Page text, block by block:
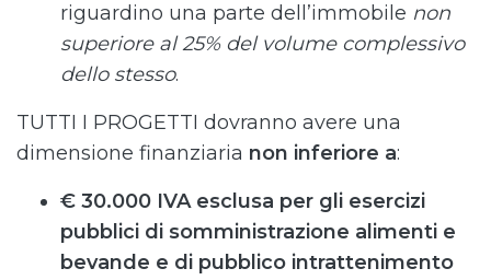
riguardino una parte dell’immobile non
superiore al 25% del volume complessivo
dello stesso.
TUTTI I PROGETTI dovranno avere una
dimensione finanziaria non inferiore a:
€ 30.000 IVA esclusa per gli esercizi
pubblici di somministrazione alimenti e
bevande e di pubblico intrattenimento